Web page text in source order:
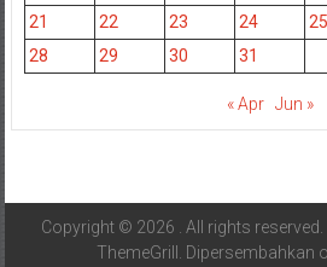
21
22 23 24 25
28
29 30 31
« Apr Jun »
Copyright © 2026 . All rights reserved.
ThemeGrill. Dipersembahkan